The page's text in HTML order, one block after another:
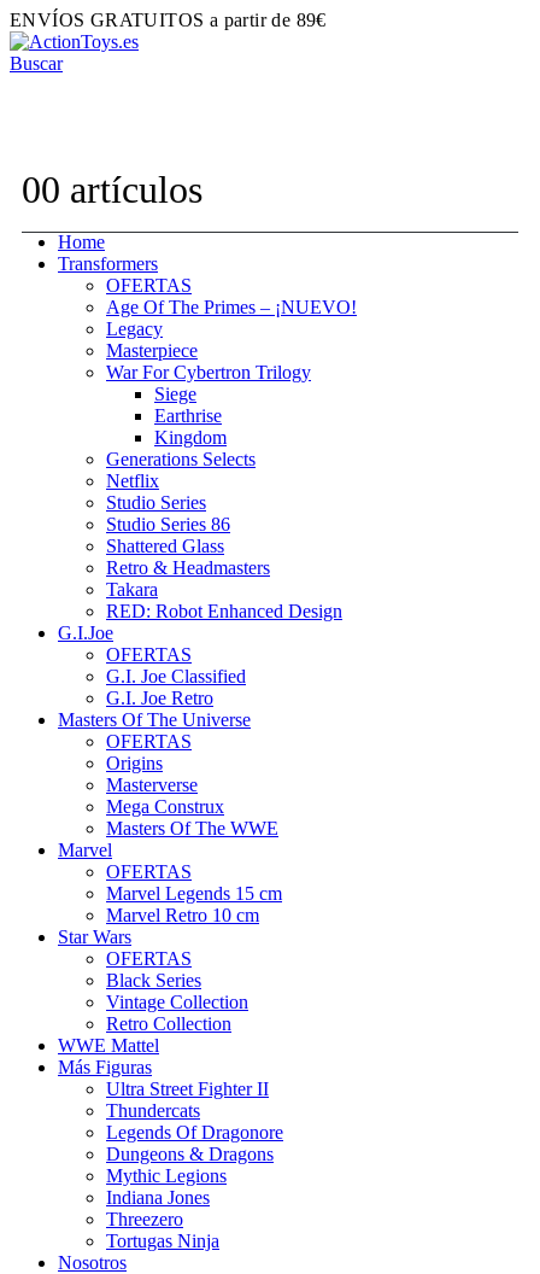
ENVÍOS GRATUITOS a partir de 89€
Buscar
00 artículos
Home
Transformers
OFERTAS
Age Of The Primes – ¡NUEVO!
Legacy
Masterpiece
War For Cybertron Trilogy
Siege
Earthrise
Kingdom
Generations Selects
Netflix
Studio Series
Studio Series 86
Shattered Glass
Retro & Headmasters
Takara
RED: Robot Enhanced Design
G.I.Joe
OFERTAS
G.I. Joe Classified
G.I. Joe Retro
Masters Of The Universe
OFERTAS
Origins
Masterverse
Mega Construx
Masters Of The WWE
Marvel
OFERTAS
Marvel Legends 15 cm
Marvel Retro 10 cm
Star Wars
OFERTAS
Black Series
Vintage Collection
Retro Collection
WWE Mattel
Más Figuras
Ultra Street Fighter II
Thundercats
Legends Of Dragonore
Dungeons & Dragons
Mythic Legions
Indiana Jones
Threezero
Tortugas Ninja
Nosotros